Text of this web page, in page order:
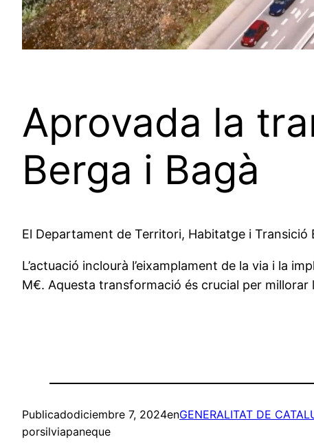
Aprovada la
Berga i Bagà
El Departament de Territori, Habitatge i Transició
L’actuació inclourà l’eixamplament de la via i la
M€. Aquesta transformació és crucial per
Publicadodiciembre 7, 2024enGENERALITAT DE
porsilviapaneque